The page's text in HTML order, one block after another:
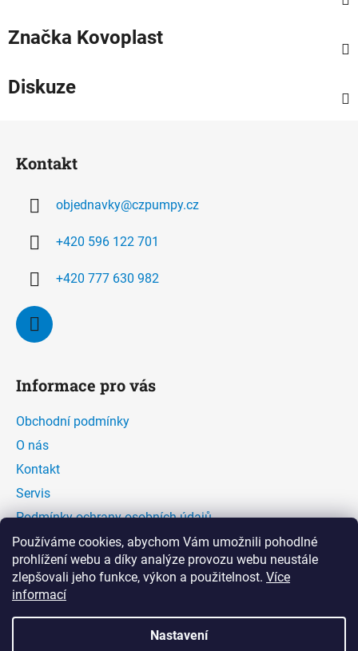
Používáme cookies, abychom Vám umožnili pohodlné
prohlížení webu a díky analýze provozu webu neustále
zlepšovali jeho funkce, výkon a použitelnost. Více
informací
Nastavení
Značka Kovoplast
Diskuze
Kontakt
objednavky@czpumpy.cz
+420 596 122 701
+420 777 630 982
Informace pro vás
Obchodní podmínky
O nás
Kontakt
Servis
Podmínky ochrany osobních údajů
Kontaktní formulář
Facebook